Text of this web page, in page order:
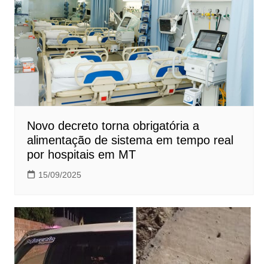
Novo decreto torna obrigatória a
alimentação de sistema em tempo real
por hospitais em MT
15/09/2025